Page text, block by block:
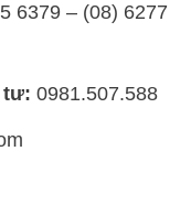
6379 – (08) 6277
tư: 0981.507.588